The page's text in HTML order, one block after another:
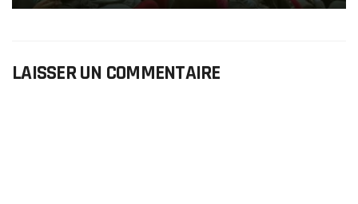
LAISSER UN COMMENTAIRE